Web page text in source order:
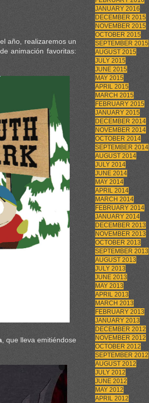
año, realizaremos un
animación favoritas:
, que lleva emitiéndose
JANUARY 2016
DECEMBER 2015
NOVEMBER 2015
OCTOBER 2015
SEPTEMBER 2015
AUGUST 2015
JULY 2015
JUNE 2015
MAY 2015
APRIL 2015
MARCH 2015
FEBRUARY 2015
JANUARY 2015
DECEMBER 2014
NOVEMBER 2014
OCTOBER 2014
SEPTEMBER 2014
AUGUST 2014
JULY 2014
JUNE 2014
MAY 2014
APRIL 2014
MARCH 2014
FEBRUARY 2014
JANUARY 2014
DECEMBER 2013
NOVEMBER 2013
OCTOBER 2013
SEPTEMBER 2013
AUGUST 2013
JULY 2013
JUNE 2013
MAY 2013
APRIL 2013
MARCH 2013
FEBRUARY 2013
JANUARY 2013
DECEMBER 2012
NOVEMBER 2012
OCTOBER 2012
SEPTEMBER 2012
AUGUST 2012
JULY 2012
JUNE 2012
MAY 2012
APRIL 2012